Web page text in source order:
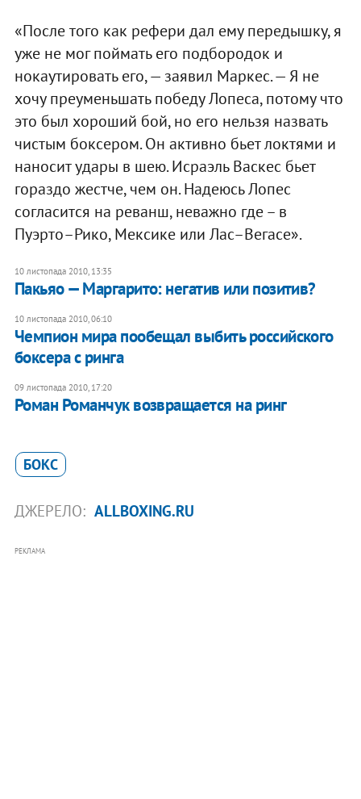
«После того как рефери дал ему передышку, я
уже не мог поймать его подбородок и
нокаутировать его, — заявил Маркес. — Я не
хочу преуменьшать победу Лопеса, потому что
это был хороший бой, но его нельзя назвать
чистым боксером. Он активно бьет локтями и
наносит удары в шею. Исраэль Васкес бьет
гораздо жестче, чем он. Надеюсь Лопес
согласится на реванш, неважно где – в
Пуэрто–Рико, Мексике или Лас–Вегасе».
10 листопада 2010, 13:35
Пакьяо — Маргарито: негатив или позитив?
10 листопада 2010, 06:10
Чемпион мира пообещал выбить российского
боксера с ринга
09 листопада 2010, 17:20
Роман Романчук возвращается на ринг
БОКС
ДЖЕРЕЛО: ALLBOXING.RU
РЕКЛАМА